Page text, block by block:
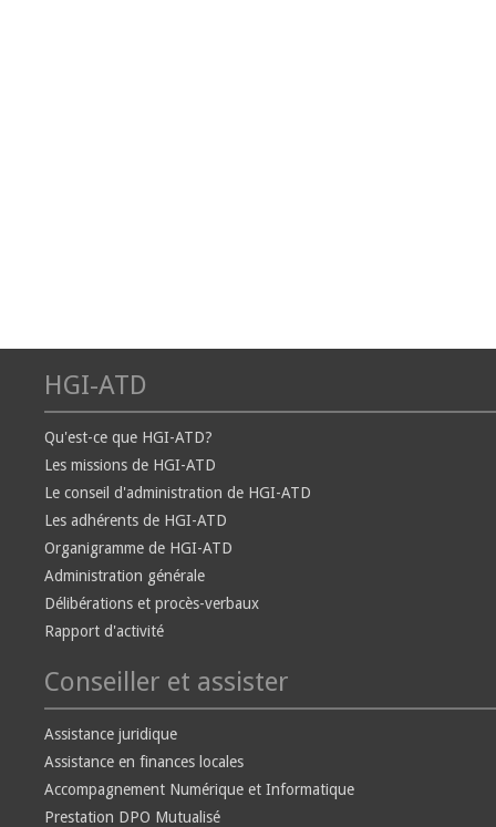
HGI-ATD
Qu'est-ce que HGI-ATD?
Les missions de HGI-ATD
Le conseil d'administration de HGI-ATD
Les adhérents de HGI-ATD
Organigramme de HGI-ATD
Administration générale
Délibérations et procès-verbaux
Rapport d'activité
Conseiller et assister
Assistance juridique
Assistance en finances locales
Accompagnement Numérique et Informatique
Prestation DPO Mutualisé